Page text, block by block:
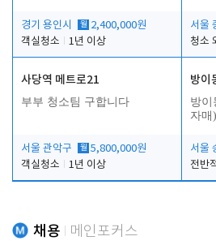
경기 용인시 월 2,400,000원
객실청소
1년 이상
서울
청소
사당역 메트로21
부부 청소팀 구합니다
서울 관악구 월 5,800,000원
객실청소
1년 이상
방이
방이
자매
서울
채용 메인포커스